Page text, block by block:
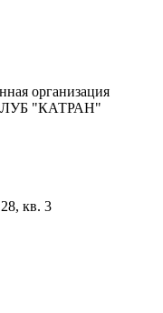
организация
"КАТРАН"
кв. 3